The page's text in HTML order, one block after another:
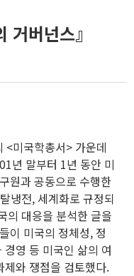
버넌스』
<미국학총서> 가운데
년 말부터 1년 동안 미
원과 공동으로 수행한
냉전, 세계화로 규정되
의 대응을 분석한 글을
이 미국의 정체성, 정
영 등 미국인 삶의 여
와 쟁점을 검토했다.